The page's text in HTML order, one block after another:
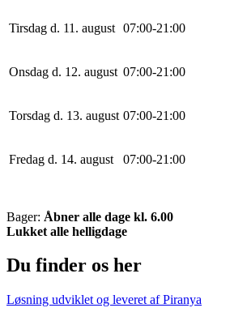
Tirsdag d. 11. august 07:00-21 :00
Onsdag d. 12. august 07:00-21 :00
Torsdag d. 13. august 07:00-21 :00
Fredag d. 14. august 07:00-21 :00
Bager: Åbner alle dage kl. 6.00
Lukket alle helligdage
Du finder os her
Løsning udviklet og leveret afPiranya